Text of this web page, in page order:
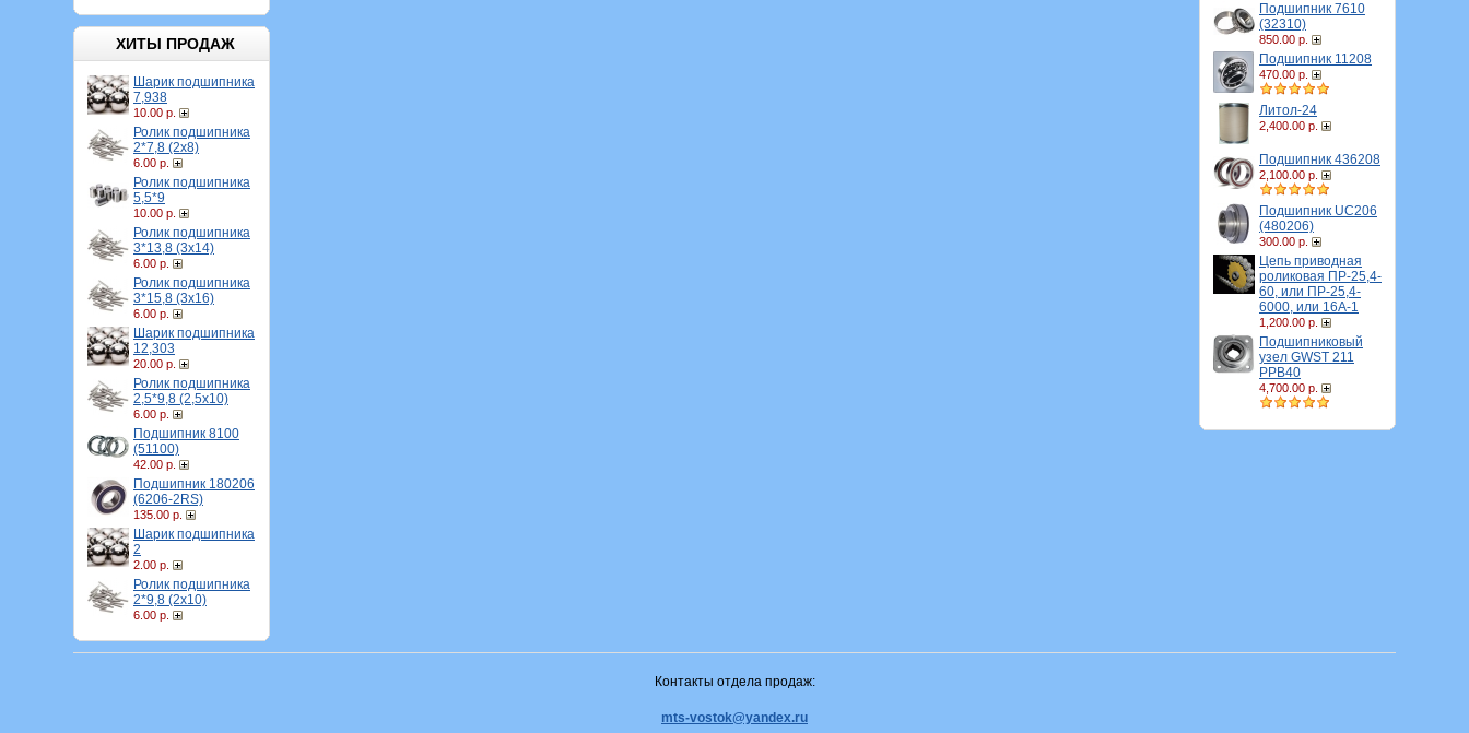
ХИТЫ ПРОДАЖ
Шарик подшипника
7,938
10.00 р.
Ролик подшипника
2*7,8 (2х8)
6.00 р.
Ролик подшипника
5,5*9
10.00 р.
Ролик подшипника
3*13,8 (3х14)
6.00 р.
Ролик подшипника
3*15,8 (3х16)
6.00 р.
Шарик подшипника
12,303
20.00 р.
Ролик подшипника
2,5*9,8 (2,5х10)
6.00 р.
Подшипник 8100
(51100)
42.00 р.
Подшипник 180206
(6206-2RS)
135.00 р.
Шарик подшипника
2
2.00 р.
Ролик подшипника
2*9,8 (2х10)
6.00 р.
Подшипник 7610
(32310)
850.00 р.
Подшипник 11208
470.00 р.
Литол-24
2,400.00 р.
Подшипник 436208
2,100.00 р.
Подшипник UC206
(480206)
300.00 р.
Цепь приводная
роликовая ПР-25,4-
60, или ПР-25,4-
6000, или 16A-1
1,200.00 р.
Подшипниковый
узел GWST 211
PPB40
4,700.00 р.
Контакты отдела продаж:
mts-vostok@yandex.ru